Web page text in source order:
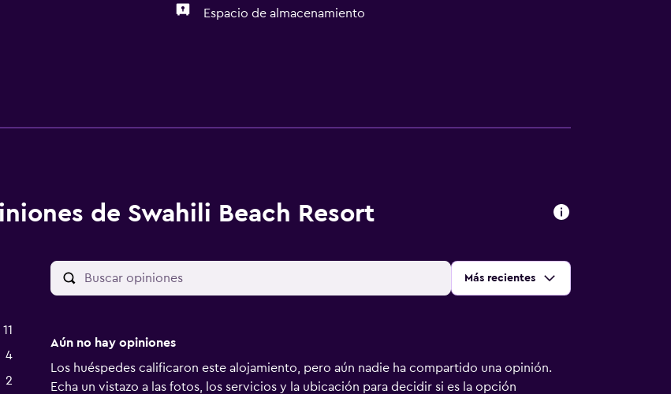
Espacio de almacenamiento
de Swahili Beach Resort
11
4
2
Ordenar por:
Más recientes
Aún no hay opiniones
Los huéspedes calificaron este alojamiento, pero aún nadie ha compartido una opinión.
Echa un vistazo a las fotos, los servicios y la ubicación para decidir si es la opción